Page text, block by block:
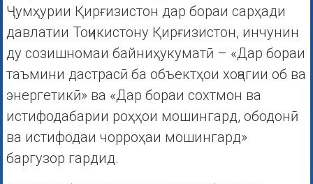
Ҷумҳурии Қирғизистон дар бораи сарҳади
давлатии Тоҷикистону Қирғизистон, инчунин
ду созишномаи байниҳукуматӣ – «Дар бораи
таъмини дастрасӣ ба объектҳои хоҷагии об ва
энергетикӣ» ва «Дар бораи сохтмон ва
истифодабарии роҳҳои мошингард, ободонӣ
ва истифодаи чорроҳаи мошингард»
баргузор гардид.